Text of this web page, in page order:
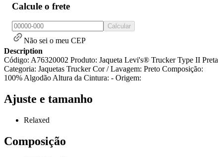
Calcule o frete
Calcular
Não sei o meu CEP
Description
Código: A76320002 Produto: Jaqueta Levi's® Trucker Type II Preta
Categoria: Jaquetas Trucker Cor / Lavagem: Preto Composição:
100% Algodão Altura da Cintura: - Origem:
Ajuste e tamanho
Relaxed
Composição